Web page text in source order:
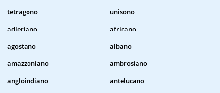
tetragono
unisono
adleriano
africano
agostano
albano
amazzoniano
ambrosiano
angloindiano
antelucano